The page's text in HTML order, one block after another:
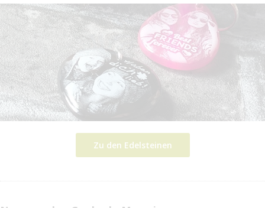
Zu den Edelsteinen